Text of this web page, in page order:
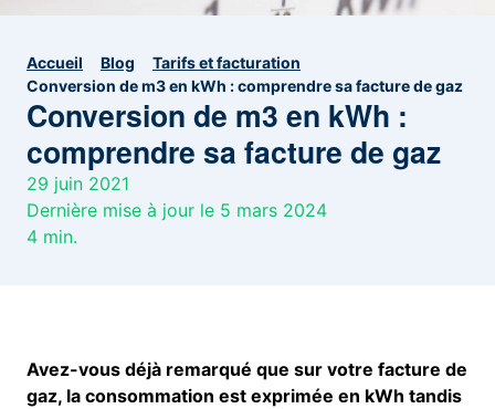
Accueil Blog
Tarifs et facturation
Conversion de m3 en kWh : comprendre sa facture de gaz
Conversion de m3 en kWh :
comprendre sa facture de gaz
29 juin 2021
Dernière mise à jour le 5 mars 2024
4 min.
Avez-vous déjà remarqué que sur votre facture de
gaz, la consommation est exprimée en kWh tandis